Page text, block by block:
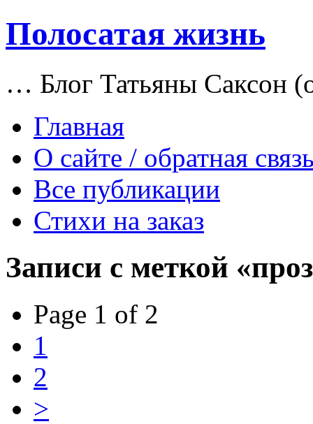
Полосатая жизнь
… Блог Татьяны Саксон
Главная
О сайте / обратная
Все публикации
Стихи на заказ
Записи с меткой
Page 1 of 2
1
2
>